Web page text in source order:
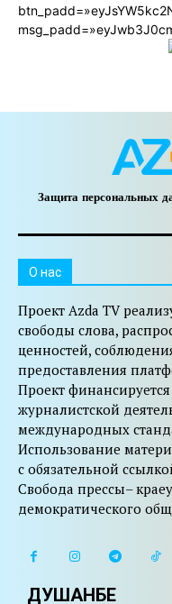
Защита персональных
O нас
Проект Azda TV
свободы слова,
ценностей,
предоставления
Проект
журналистской
международных
Использование
с обязательной
Свобода прессы–
демократического
ДУШАНБЕ